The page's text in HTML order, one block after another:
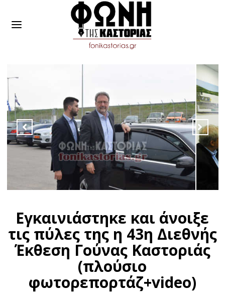
Εγκαινιάστηκε και άνοιξε
τις πύλες της η 43η Διεθνής
Έκθεση Γούνας Καστοριάς
(πλούσιο
φωτορεπορτάζ+video)